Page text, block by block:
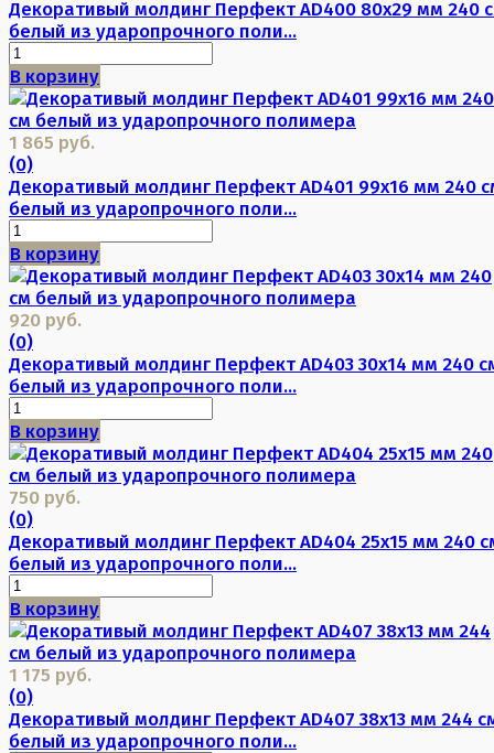
Декоративый молдинг Перфект AD400 80х29 мм 240
белый из ударопрочного поли...
В корзину
1 865 руб.
(0)
Декоративый молдинг Перфект AD401 99х16 мм 240
белый из ударопрочного поли...
В корзину
920 руб.
(0)
Декоративый молдинг Перфект AD403 30х14 мм 240
белый из ударопрочного поли...
В корзину
750 руб.
(0)
Декоративый молдинг Перфект AD404 25х15 мм 240
белый из ударопрочного поли...
В корзину
1 175 руб.
(0)
Декоративый молдинг Перфект AD407 38х13 мм 244
белый из ударопрочного поли...